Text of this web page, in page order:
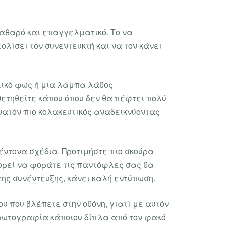
και επαγγελματικό. Το να
τον συνεντευκτή και να τον κάνει
φως ή μια λάμπα λάθος
κάπου όπου δεν θα πέφτει πολύ
πιο κολακευτικός αναδεικνύοντας
σχέδια. Προτιμήστε πιο σκούρα
να φοράτε τις παντόφλες σας θα
συνέντευξης, κάνει καλή εντύπωση.
που βλέπετε στην οθόνη, γιατί με αυτόν
κάποιου δίπλα από τον φακό